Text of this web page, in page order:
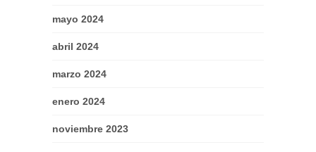
mayo 2024
abril 2024
marzo 2024
enero 2024
noviembre 2023